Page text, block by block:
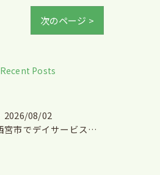
次のページ >
Recent Posts
2026/08/02
西宮市でデイサービスとグルメを両立できる兵庫県西宮市学文殿町の魅力